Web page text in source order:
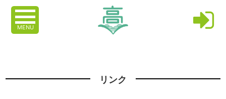
MENU
リンク